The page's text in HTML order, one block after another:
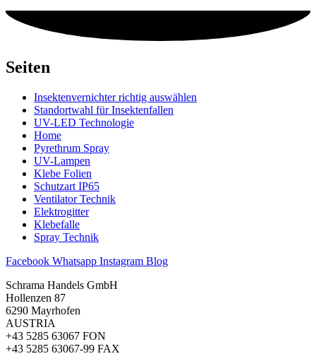
Seiten
Insektenvernichter richtig auswählen
Standortwahl für Insektenfallen
UV-LED Technologie
Home
Pyrethrum Spray
UV-Lampen
Klebe Folien
Schutzart IP65
Ventilator Technik
Elektrogitter
Klebefalle
Spray Technik
Facebook Whatsapp Instagram Blog
Schrama Handels GmbH
Hollenzen 87
6290 Mayrhofen
AUSTRIA
+43 5285 63067 FON
+43 5285 63067-99 FAX